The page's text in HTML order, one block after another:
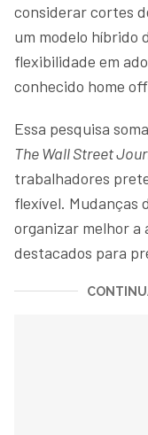
considerar cortes
um modelo híbrido
flexibilidade em
conhecido home
Essa pesquisa
The Wall Street
trabalhadores
flexível. Mudanças
organizar melhor a
destacados para